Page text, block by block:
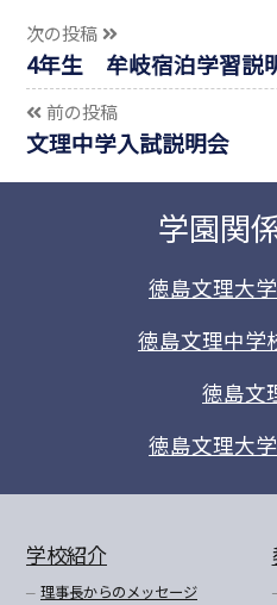
次の投稿
4年生 牟岐宿泊学習説
前の投稿
文理中学入試説明会
学園関
徳島文理大
徳島文理中学
徳島文
徳島文理大
学校紹介
理事長からのメッセージ